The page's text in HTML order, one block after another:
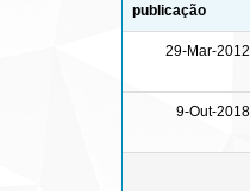
publicação
29-Mar-2012
9-Out-2018